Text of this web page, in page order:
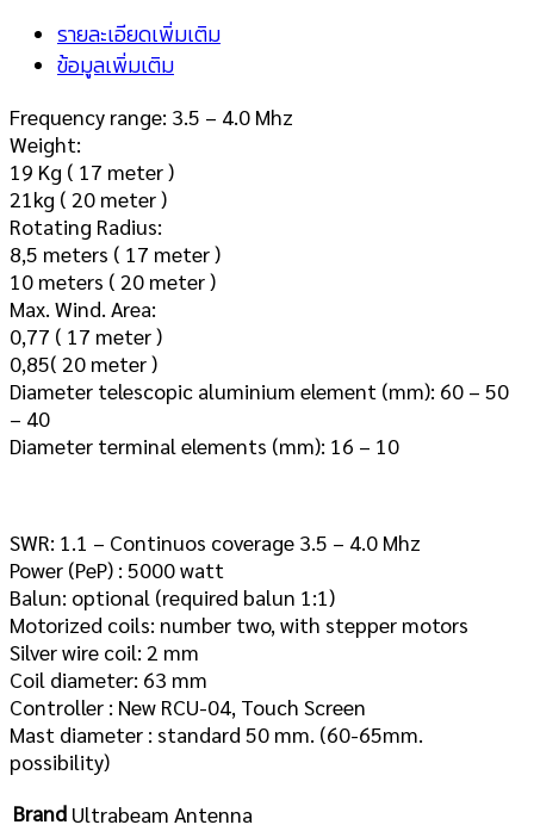
รายละเอียดเพิ่มเติม
ข้อมูลเพิ่มเติม
Frequency range: 3.5 – 4.0 Mhz
Weight:
19 Kg ( 17 meter )
21kg ( 20 meter )
Rotating Radius:
8,5 meters ( 17 meter )
10 meters ( 20 meter )
Max. Wind. Area:
0,77 ( 17 meter )
0,85( 20 meter )
Diameter telescopic aluminium element (mm): 60 – 50
– 40
Diameter terminal elements (mm): 16 – 10
SWR: 1.1 – Continuos coverage 3.5 – 4.0 Mhz
Power (PeP) : 5000 watt
Balun: optional (required balun 1:1)
Motorized coils: number two, with stepper motors
Silver wire coil: 2 mm
Coil diameter: 63 mm
Controller : New RCU-04, Touch Screen
Mast diameter : standard 50 mm. (60-65mm.
possibility)
Brand Ultrabeam Antenna